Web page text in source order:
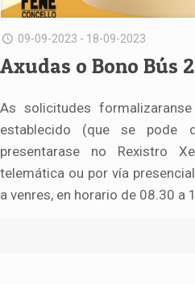
09-09-2023 - 18-09-2023
Axudas o Bono Bús
As solicitudes
establecido (que se pode
presentarase no Rexistro
telemática ou por vía
a venres, en horario de 08.30 a